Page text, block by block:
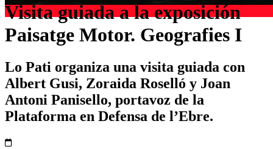
Visita guiada a la exposición
Paisatge Motor. Geografies I
Lo Pati organiza una visita guiada con
Albert Gusi, Zoraida Roselló y Joan
Antoni Panisello, portavoz de la
Plataforma en Defensa de l’Ebre.